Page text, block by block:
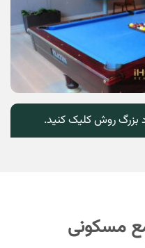
بزرگ روش کلیک کنید.
مسکونی